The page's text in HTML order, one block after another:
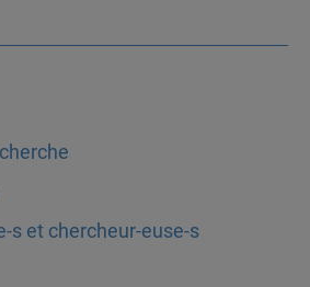
s et chercheur-euse-s